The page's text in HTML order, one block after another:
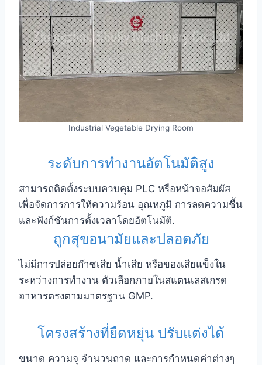
Industrial Vegetable Drying Room
ระดับการทำงานอัตโนมัติสูง
สามารถติดตั้งระบบควบคุม PLC หรือหน้าจอสัมผัส
เพื่อจัดการการให้ความร้อน อุณหภูมิ การลดความชื้น
และฟังก์ชันการตั้งเวลาโดยอัตโนมัติ.
ถูกสุขอนามัยและปลอดภัย
ไม่มีการปล่อยก๊าซเสีย น้ำเสีย หรือของเสียแข็งใน
ระหว่างการทำงาน ตัวเลือกภายในสแตนเลสเกรด
อาหารตรงตามมาตรฐาน GMP.
โครงสร้างที่ยืดหยุ่น ปรับแต่งได้
ขนาด ความจุ จำนวนถาด และการกำหนดค่าต่างๆ